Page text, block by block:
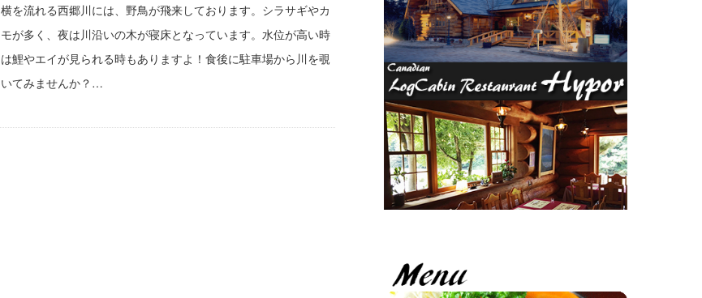
横を流れる西郷川には、野鳥が飛来しております。シラサギやカ
モが多く、夜は川沿いの木が寝床となっています。水位が高い時
は鯉やエイが見られる時もありますよ！食後に駐車場から川を覗
いてみませんか？…